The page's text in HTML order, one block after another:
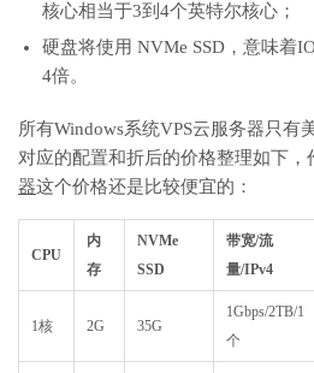
核心相当于3到4个英特尔核心；
硬盘将使用 NVMe SSD，意味着
4倍。
所有Windows系统VPS云服务器只有
对应的配置和折后的价格整理如下，
器这个价格还是比较便宜的：
CPU
内
存
NVMe
SSD
带宽/流
量/IPv4
1核 2G 35G
1Gbps/2TB/1
个